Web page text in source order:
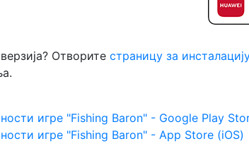
Отворите страницу за
игре "Fishing Baron" - Google Play
игре "Fishing Baron" - App Store (iOS)